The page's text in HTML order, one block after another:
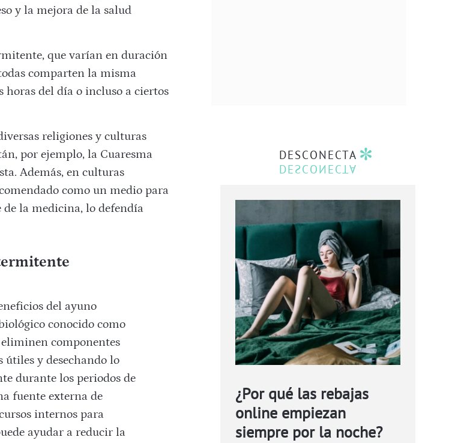
y la mejora de la salud
que varían en duración
comparten la misma
del día o incluso a ciertos
religiones y culturas
por ejemplo, la Cuaresma
Además, en culturas
como un medio para
la medicina, lo defendía
del ayuno
conocido como
componentes
útiles y desechando lo
durante los periodos de
fuente externa de
internos para
ayudar a reducir la
DESCONECTA
¿Por qué las rebajas
online empiezan
siempre por la noche?